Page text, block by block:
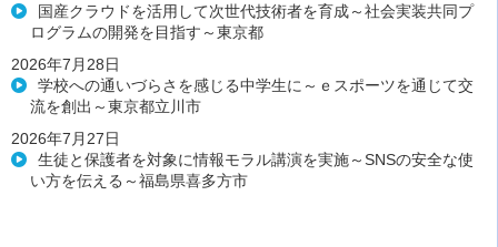
国産クラウドを活用して次世代技術者を育成～社会実装共同プ
ログラムの開発を目指す～東京都
2026年7月28日
学校への通いづらさを感じる中学生に～ｅスポーツを通じて交
流を創出～東京都立川市
2026年7月27日
生徒と保護者を対象に情報モラル講演を実施～SNSの安全な使
い方を伝える～福島県喜多方市